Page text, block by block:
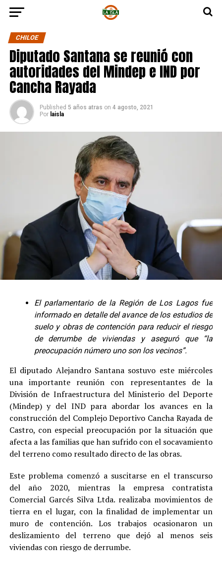
CHILOE
Diputado Santana se reunió con
autoridades del Mindep e IND por
Cancha Rayada
Published 5 años atras on 4 agosto, 2021
Por laisla
El parlamentario de la Región de Los Lagos fue
informado en detalle del avance de los estudios de
suelo y obras de contención para reducir el riesgo
de derrumbe de viviendas y aseguró que “la
preocupación número uno son los vecinos”.
El diputado Alejandro Santana sostuvo este miércoles
una importante reunión con representantes de la
División de Infraestructura del Ministerio del Deporte
(Mindep) y del IND para abordar los avances en la
construcción del Complejo Deportivo Cancha Rayada de
Castro, con especial preocupación por la situación que
afecta a las familias que han sufrido con el socavamiento
del terreno como resultado directo de las obras.
Este problema comenzó a suscitarse en el transcurso
del año 2020, mientras la empresa contratista
Comercial Garcés Silva Ltda. realizaba movimientos de
tierra en el lugar, con la finalidad de implementar un
muro de contención. Los trabajos ocasionaron un
deslizamiento del terreno que dejó al menos seis
viviendas con riesgo de derrumbe.